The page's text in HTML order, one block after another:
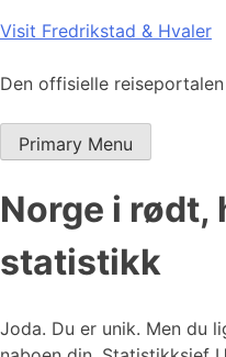
Skip
content
Visit Fredrikstad & Hvaler
Den offisielle
Primary Menu
Norge i rødt,
statistikk
Joda. Du er unik. Men du